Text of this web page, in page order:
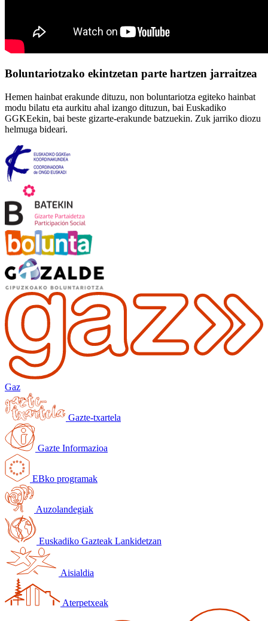
Boluntariotzako ekintzetan parte hartzen jarraitzea
Hemen hainbat erakunde dituzu, non boluntariotza egiteko hainbat
modu bilatu eta aurkitu ahal izango dituzun, bai Euskadiko
GGKEekin, bai beste gizarte-erakunde batzuekin. Zuk jarriko diozu
helmuga bideari.
Gaz
Gazte-txartela
Gazte Informazioa
EBko programak
Auzolandegiak
Euskadiko Gazteak Lankidetzan
Aisialdia
Aterpetxeak